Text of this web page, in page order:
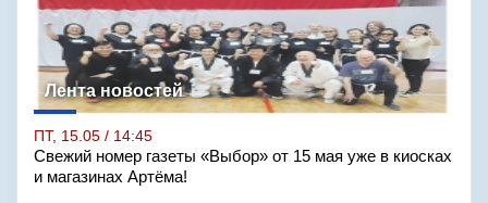
Лента новостей
ПТ, 15.05 / 14:45
Свежий номер газеты «Выбор» от 15 мая уже в киосках
и магазинах Артёма!